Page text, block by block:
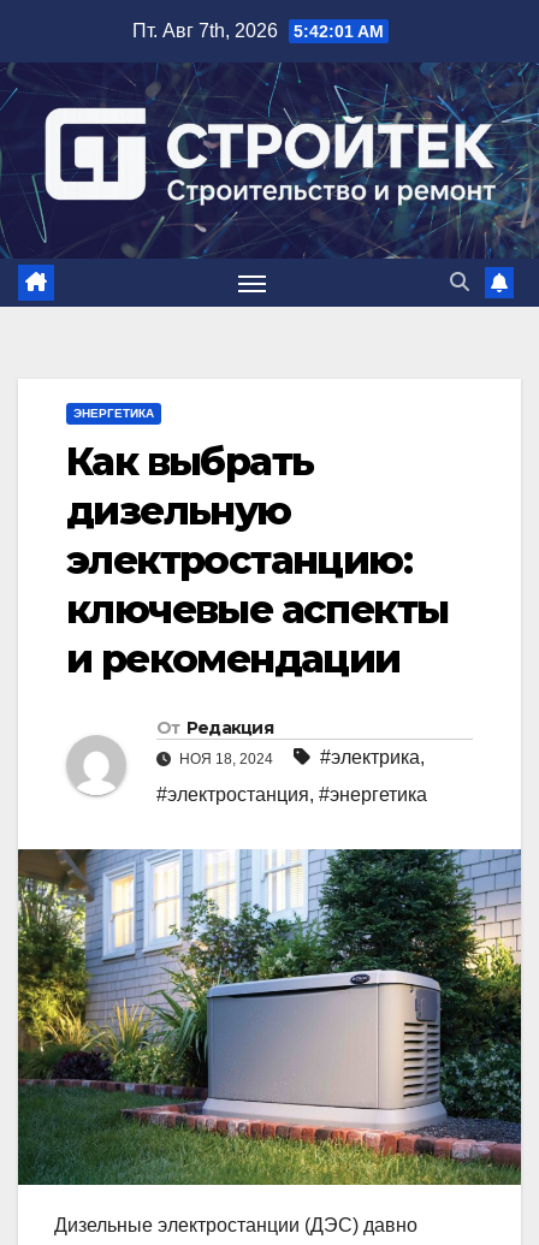
содержимому
Пт. Авг 7th, 2026 5:42:02 AM
ЭНЕРГЕТИКА
Как выбрать
дизельную
электростанцию:
ключевые аспекты
и рекомендации
От Редакция
НОЯ 18, 2024 #электрика,
#электростанция, #энергетика
Дизельные электростанции (ДЭС) давно